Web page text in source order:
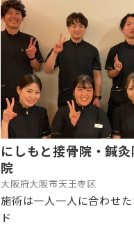
にしもと接骨院・鍼
院
大阪府大阪市天王寺区
施術は一人一人に合わせ
ド